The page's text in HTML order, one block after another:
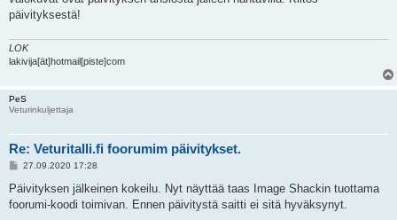
päivityksestä!
LOK
lakivija[ät]hotmail[piste]com
PeS
Veturinkuljettaja
Re: Veturitalli.fi foorumim päivitykset.
V
e
t
27.09.2020 17:28
Päivityksen jälkeinen kokeilu. Nyt näyttää taas Image Shackin tuottama
foorumi-koodi toimivan. Ennen päivitystä saitti ei sitä hyväksynyt.